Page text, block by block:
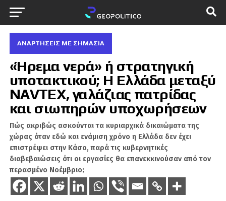
ΑΝΑΡΤΗΣΕΙΣ ΜΕ ΣΗΜΑΣΙΑ
«Ήρεμα νερά» ή στρατηγική
υποτακτικού; Η Ελλάδα μεταξύ
NAVTEX, γαλάζιας πατρίδας
και σιωπηρών υποχωρήσεων
Πώς ακριβώς ασκούνται τα κυριαρχικά δικαιώματα της
χώρας όταν εδώ και ενάμιση χρόνο η Ελλάδα δεν έχει
επιστρέψει στην Κάσο, παρά τις κυβερνητικές
διαβεβαιώσεις ότι οι εργασίες θα επανεκκινούσαν από τον
περασμένο Νοέμβριο;